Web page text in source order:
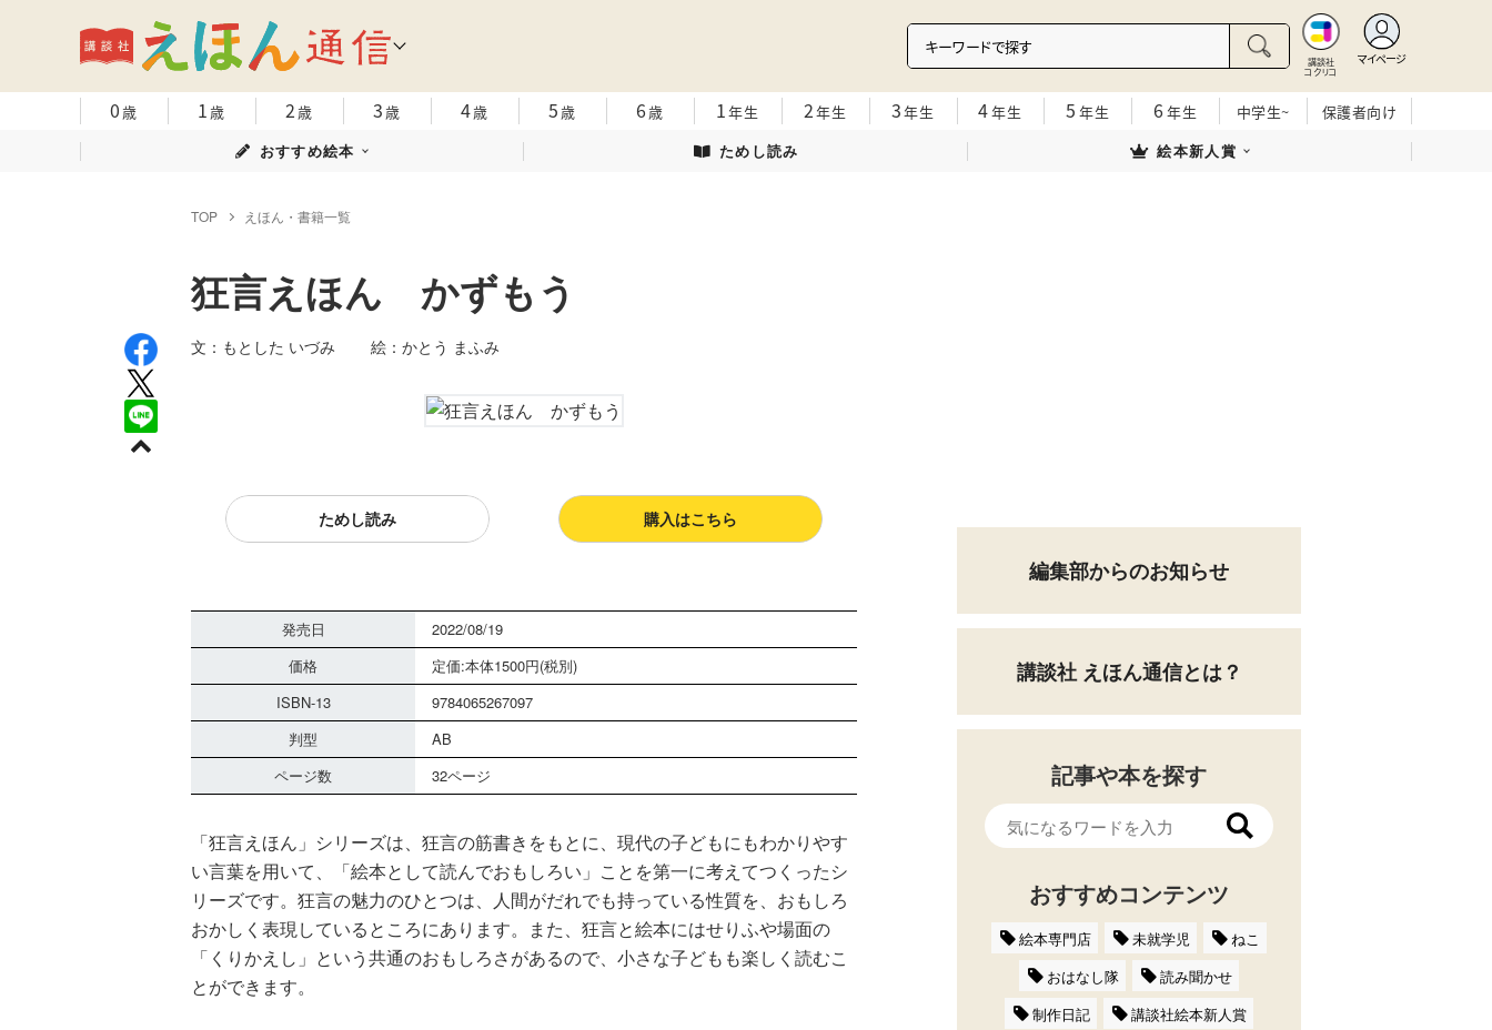
講談社
コクリコ
マイページ
0歳 1歳 2歳 3歳 4歳 5歳 6歳 1年生 2年生 3年生 4年生 5 年生 6 年生 中学生~
保護者向け
おすすめ絵本
ためし読み 絵本新人賞
TOP えほん・書籍一覧
狂言えほん かずもう
文：もとした いづみ 絵：かとう まふみ
ためし読み 購入はこちら
発売日
2022/08/19
価格
定価:本体1500円(税別)
ISBN-13
9784065267097
判型
AB
ページ数
32ページ
「狂言えほん」シリーズは、狂言の筋書きをもとに、現代の子どもにもわかりやす
い言葉を用いて、「絵本として読んでおもしろい」ことを第一に考えてつくったシ
リーズです。狂言の魅力のひとつは、人間がだれでも持っている性質を、おもしろ
おかしく表現しているところにあります。また、狂言と絵本にはせりふや場面の
「くりかえし」という共通のおもしろさがあるので、小さな子どもも楽しく読むこ
とができます。
編集部からのお知らせ
講談社 えほん通信とは？
記事や本を探す
おすすめコンテンツ
絵本専門店 未就学児
ねこ
おはなし隊
読み聞かせ
制作日記
講談社絵本新人賞